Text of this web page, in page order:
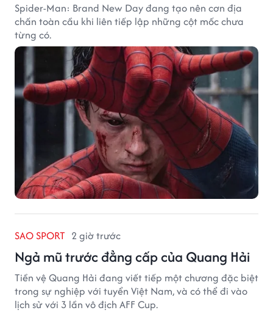
Spider-Man: Brand New Day đang tạo nên cơn địa
chấn toàn cầu khi liên tiếp lập những cột mốc chưa
từng có.
SAO SPORT 2 giờ trước
Ngả mũ trước đẳng cấp của Quang Hải
Tiền vệ Quang Hải đang viết tiếp một chương đặc biệt
trong sự nghiệp với tuyển Việt Nam, và có thể đi vào
lịch sử với 3 lần vô địch AFF Cup.